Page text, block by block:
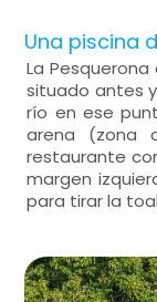
Una piscina
La
situado antes
río en ese
arena (zona
restaurante
margen
para tirar la